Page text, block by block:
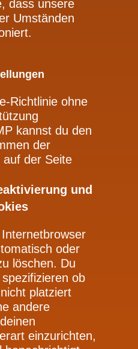
dass unsere
Umständen
Richtlinie ohne
kannst du den
der
auf der Seite
und
oder
löschen. Du
ob
platziert
andere
einzurichten,